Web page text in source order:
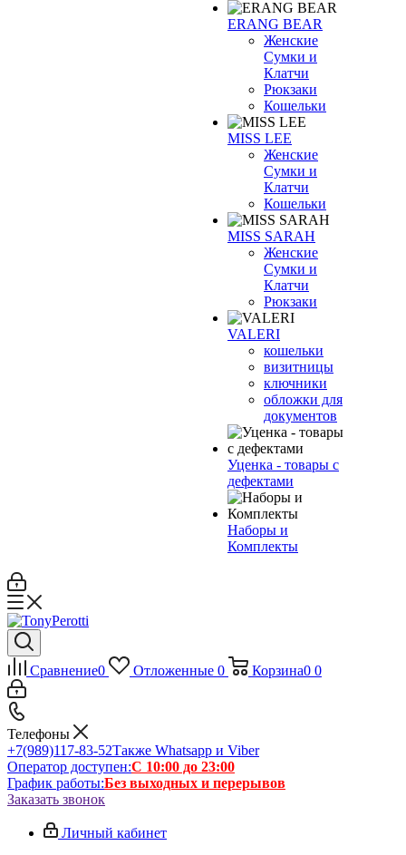
ERANG BEAR
Женские
Сумки и
Клатчи
Рюкзаки
Кошельки
MISS LEE
Женские
Сумки и
Клатчи
Кошельки
MISS SARAH
Женские
Сумки и
Клатчи
Рюкзаки
VALERI
кошельки
визитницы
ключники
обложки для
документов
Уценка - товары с
дефектами
Наборы и
Комплекты
Сравнение0 Отложенные 0 Корзина0 0
Телефоны
+7(989)117-83-52Также Whatsapp и Viber
Оператор доступен:С 10:00 до 23:00
График работы:Без выходных и перерывов
Заказать звонок
Личный кабинет